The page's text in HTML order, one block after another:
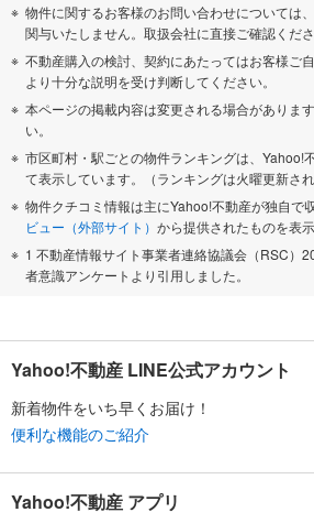
物件に関するお客様のお問い合わせについては
関与いたしません。取扱会社に直接ご確認くださ
不動産購入の検討、契約にあたってはお客様ご
より十分な説明を受け判断してください。
本ページの掲載内容は変更される場合がありま
い。
市区町村・駅ごとの物件ランキングは、Yahoo!
て表示しています。（ランキングは火曜更新され
物件クチコミ情報は主にYahoo!不動産が独自で
ビュー（外部サイト） から提供されたものを表示
1 不動産情報サイト事業者連絡協議会（RSC）
者意識アンケートより引用しました。
Yahoo!不動産 LINE公式アカウント
新着物件をいち早くお届け！
便利な機能のご紹介
Yahoo!不動産 アプリ